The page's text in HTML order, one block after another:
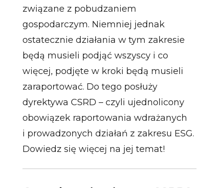
związane z pobudzaniem
gospodarczym. Niemniej jednak
ostatecznie działania w tym zakresie
będą musieli podjąć wszyscy i co
więcej, podjęte w kroki będą musieli
zaraportować. Do tego posłuży
dyrektywa CSRD – czyli ujednolicony
obowiązek raportowania wdrażanych
i prowadzonych działań z zakresu ESG.
Dowiedz się więcej na jej temat!